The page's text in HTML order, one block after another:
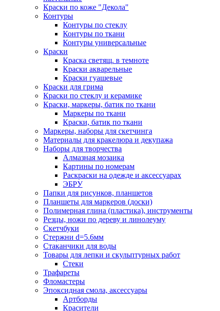
Краски по коже "Декола"
Контуры
Контуры по стеклу
Контуры по ткани
Контуры универсальные
Краски
Краска светящ. в темноте
Краски акварельные
Краски гуашевые
Краски для грима
Краски по стеклу и керамике
Краски, маркеры, батик по ткани
Маркеры по ткани
Краски, батик по ткани
Маркеры, наборы для скетчинга
Материалы для кракелюра и декупажа
Наборы для творчества
Алмазная мозаика
Картины по номерам
Раскраски на одежде и аксессуарах
ЭБРУ
Папки для рисунков, планшетов
Планшеты для маркеров (доски)
Полимерная глина (пластика), инструменты
Резцы, ножи по дереву и линолеуму
Скетчбуки
Стержни d=5.6мм
Стаканчики для воды
Товары для лепки и скульптурных работ
Стеки
Трафареты
Фломастеры
Эпоксидная смола, аксессуары
Артборды
Красители